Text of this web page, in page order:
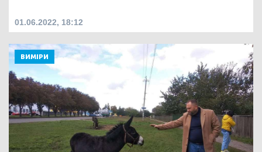
01.06.2022, 18:12
ВИМІРИ